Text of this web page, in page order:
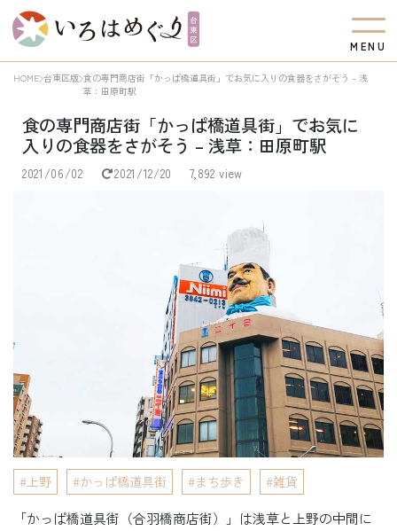
M EN U
HOME 台東区版 食の専門商店街「かっぱ橋道具街」でお気に入りの食器をさがそう – 浅
草：田原町駅
食の専門商店街「かっぱ橋道具街」でお気に
入りの食器をさがそう – 浅草：田原町駅
2021/06/02 2021/12/20 7,892 view
上野 かっぱ橋道具街 まち歩き 雑貨
「かっぱ橋道具街（合羽橋商店街）」は浅草と上野の中間に